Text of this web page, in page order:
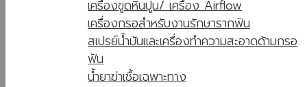
เครื่องขูดหินปูน/ เครื่อง Airflow
เครื่องกรอสำหรับงานรักษารากฟัน
สเปรย์น้ำมันและเครื่องทำความสะอาดด้ามกรอ
ฟัน
น้ำยาฆ่าเชื้อเฉพาะทาง